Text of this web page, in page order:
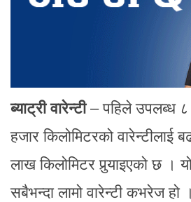
ब्याट्री वारेन्टी – पहिले उपलब्ध ८
हजार किलोमिटरको वारेन्टीलाई
लाख किलोमिटर पुर्‍याइएको छ ।
सबैभन्दा लामो वारेन्टी कभरेज हो ।